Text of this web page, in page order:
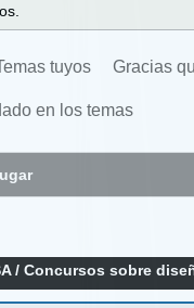
tuyos Gracias
en los temas
/Concursos sobre
de creación de